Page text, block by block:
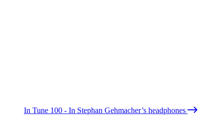
In Tune 100 - In Stephan Gehmacher’s headphones